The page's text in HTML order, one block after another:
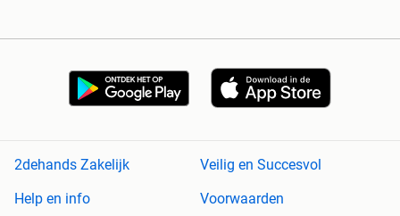
2dehands Zakelijk
Veilig en Succesvol
Help en info
Voorwaarden